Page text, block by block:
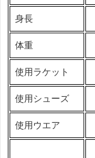
身長
体重
使用ラケット
使用シューズ
使用ウエア